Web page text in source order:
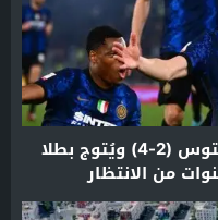
إنتر “يقلب الطاولة” على يوفنتوس (2-4) ويُتوج بطلا